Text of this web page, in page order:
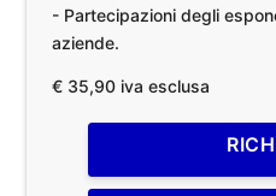
- Partecipazioni degli
aziende.
€ 35,90 iva esclusa